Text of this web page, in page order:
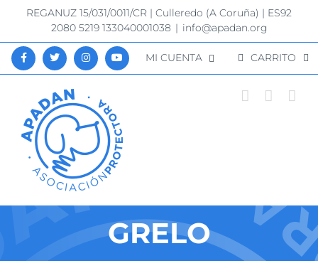
Saltar
contenido
REGANUZ 15/031/0011/CR | Culleredo (A Coruña) | ES92
2080 5219 133040001038 | info@apadan.org
MI CUENTA CARRITO
GRELO